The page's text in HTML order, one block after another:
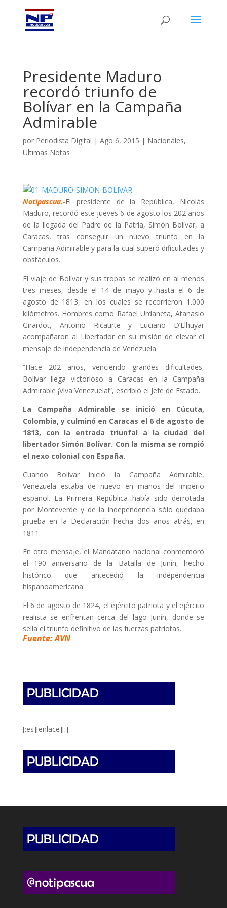
Presidente Maduro
recordó triunfo de
Bolívar en la Campaña
Admirable
por Periodista Digital | Ago 6, 2015 | Nacionales,
Ultimas Notas
Notipascua.-El presidente de la República, Nicolás
Maduro, recordó este jueves 6 de agosto los 202 años
de la llegada del Padre de la Patria, Simón Bolívar, a
Caracas, tras conseguir un nuevo triunfo en la
Campaña Admirable y para la cual superó dificultades y
obstáculos.
El viaje de Bolívar y sus tropas se realizó en al menos
tres meses, desde el 14 de mayo y hasta el 6 de
agosto de 1813, en los cuales se recorrieron 1.000
kilómetros. Hombres como Rafael Urdaneta, Atanasio
Girardot, Antonio Ricaurte y Luciano D’Elhuyar
acompañaron al Libertador en su misión de elevar el
mensaje de independencia de Venezuela.
“Hace 202 años, venciendo grandes dificultades,
Bolívar llega victorioso a Caracas en la Campaña
Admirable ¡Viva Venezuela!”, escribió el Jefe de Estado.
La Campaña Admirable se inició en Cúcuta,
Colombia, y culminó en Caracas el 6 de agosto de
1813, con la entrada triunfal a la ciudad del
libertador Simón Bolívar. Con la misma se rompió
el nexo colonial con España.
Cuando Bolívar inició la Campaña Admirable,
Venezuela estaba de nuevo en manos del imperio
español. La Primera República había sido derrotada
por Monteverde y de la independencia sólo quedaba
prueba en la Declaración hecha dos años atrás, en
1811.
En otro mensaje, el Mandatario nacional conmemoró
el 190 aniversario de la Batalla de Junín, hecho
histórico que antecedió la independencia
hispanoamericana.
El 6 de agosto de 1824, el ejército patriota y el ejército
realista se enfrentan cerca del lago Junín, donde se
sella el triunfo definitivo de las fuerzas patriotas.
Fuente: AVN
[:es][enlace][:]